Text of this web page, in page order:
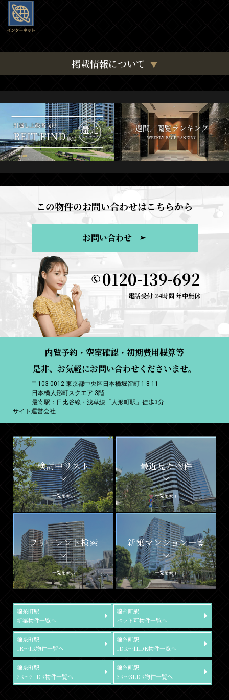
掲載情報について
この物件のお問い合わせはこちらから
お問い合わせ
0120-139-692
電話受付 24時間 年中無休
内覧予約・空室確認・初期費用概算等
是非、お気軽にお問い合わせくださいませ。
〒103-0012 東京都中央区日本橋堀留町 1-8-11
日本橋人形町スクエア 3階
最寄駅：日比谷線・浅草線「人形町駅」徒歩3分
サイト運営会社
検討中リスト
一覧を表示
最近見た物件
一覧を表示
フリーレント検索
一覧を表示
新築マンション一覧
一覧を表示
錦糸町駅
新築物件一覧へ
錦糸町駅
ペット可物件一覧へ
錦糸町駅
1R～1K物件一覧へ
錦糸町駅
1DK～1LDK物件一覧へ
錦糸町駅
2K～2LDK物件一覧へ
錦糸町駅
3K～3LDK物件一覧へ